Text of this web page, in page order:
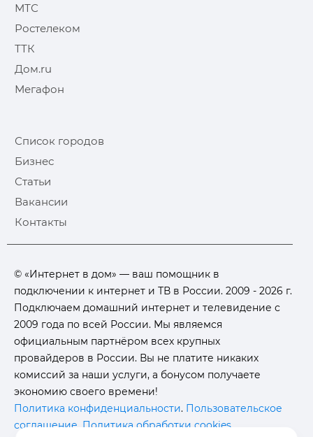
МТС
Ростелеком
ТТК
Дом.ru
Мегафон
Список городов
Бизнес
Статьи
Вакансии
Контакты
© «Интернет в дом» — ваш помощник в
подключении к интернет и ТВ в России. 2009 - 2026 г.
Подключаем домашний интернет и телевидение с
2009 года по всей России. Мы являемся
официальным партнёром всех крупных
провайдеров в России. Вы не платите никаких
комиссий за наши услуги, а бонусом получаете
экономию своего времени!
Политика конфиденциальности. Пользовательское
соглашение Политика обработки cookies